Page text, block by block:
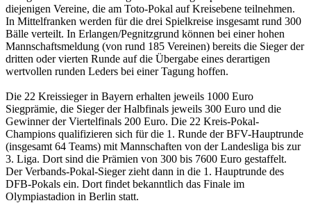
diejenigen Vereine, die am Toto-Pokal auf Kreisebene teilnehmen.
In Mittelfranken werden für die drei Spielkreise insgesamt rund 300
Bälle verteilt. In Erlangen/Pegnitzgrund können bei einer hohen
Mannschaftsmeldung (von rund 185 Vereinen) bereits die Sieger der
dritten oder vierten Runde auf die Übergabe eines derartigen
wertvollen runden Leders bei einer Tagung hoffen.
Die 22 Kreissieger in Bayern erhalten jeweils 1000 Euro
Siegprämie, die Sieger der Halbfinals jeweils 300 Euro und die
Gewinner der Viertelfinals 200 Euro. Die 22 Kreis-Pokal-
Champions qualifizieren sich für die 1. Runde der BFV-Hauptrunde
(insgesamt 64 Teams) mit Mannschaften von der Landesliga bis zur
3. Liga. Dort sind die Prämien von 300 bis 7600 Euro gestaffelt.
Der Verbands-Pokal-Sieger zieht dann in die 1. Hauptrunde des
DFB-Pokals ein. Dort findet bekanntlich das Finale im
Olympiastadion in Berlin statt.